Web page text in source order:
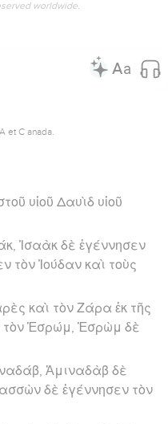
worldwide.
et C anada.
υἱοῦ Δαυὶδ υἱοῦ
Ἰσαὰκ δὲ ἐγέννησεν
τὸν Ἰούδαν καὶ τοὺς
καὶ τὸν Ζάρα ἐκ τῆς
Ἑσρώμ, Ἑσρὼμ δὲ
Ἀμιναδὰβ δὲ
δὲ ἐγέννησεν τὸν